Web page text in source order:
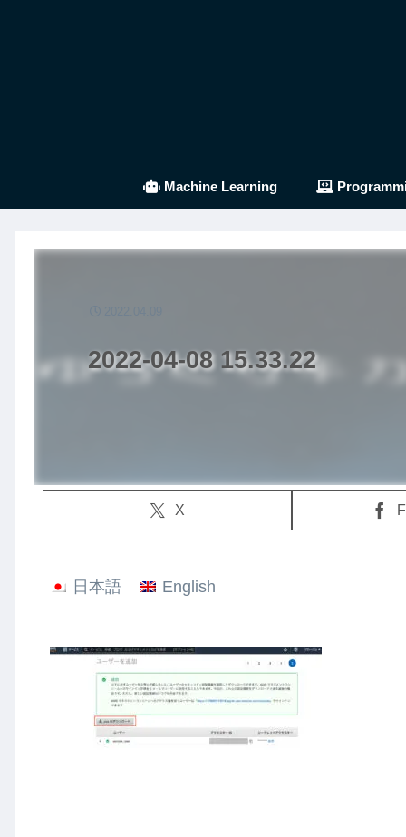
Machine Learning
2022-04-08 15.33.22
X
日本語 English